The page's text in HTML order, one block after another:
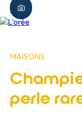
Plus de photos
MAISONS
perle